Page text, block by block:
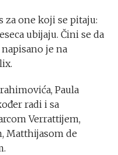
za one koji se pitaju:
ubijaju. Čini se da
je na
Paula
radi i sa
Verrattijem,
Matthijasom de